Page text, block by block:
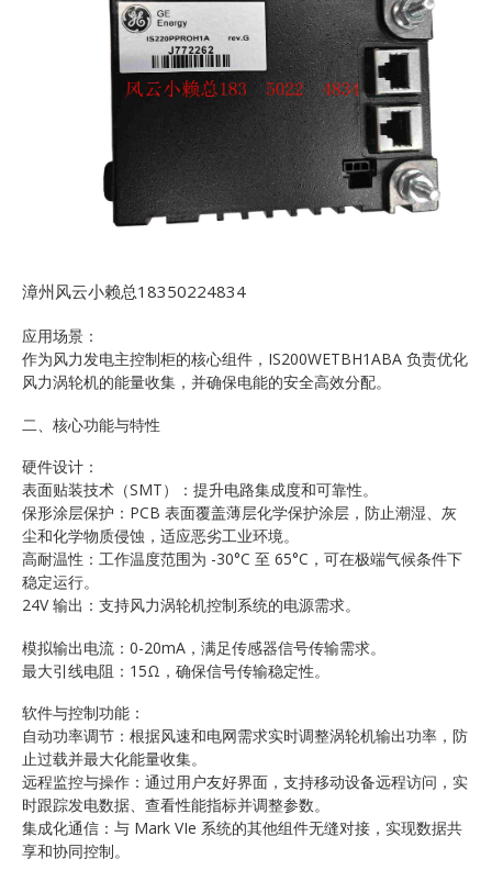
漳州风云小赖总18350224834
应用场景：
作为风力发电主控制柜的核心组件，IS200WETBH1ABA 负责优化
风力涡轮机的能量收集，并确保电能的安全高效分配。
二、核心功能与特性
硬件设计：
表面贴装技术（SMT）：提升电路集成度和可靠性。
保形涂层保护：PCB 表面覆盖薄层化学保护涂层，防止潮湿、灰
尘和化学物质侵蚀，适应恶劣工业环境。
高耐温性：工作温度范围为 -30°C 至 65°C，可在极端气候条件下
稳定运行。
24V 输出：支持风力涡轮机控制系统的电源需求。
模拟输出电流：0-20mA，满足传感器信号传输需求。
最大引线电阻：15Ω，确保信号传输稳定性。
软件与控制功能：
自动功率调节：根据风速和电网需求实时调整涡轮机输出功率，防
止过载并最大化能量收集。
远程监控与操作：通过用户友好界面，支持移动设备远程访问，实
时跟踪发电数据、查看性能指标并调整参数。
集成化通信：与 Mark VIe 系统的其他组件无缝对接，实现数据共
享和协同控制。